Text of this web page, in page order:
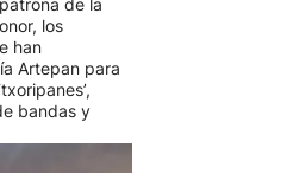
de la
los
han
Artepan para
bandas y